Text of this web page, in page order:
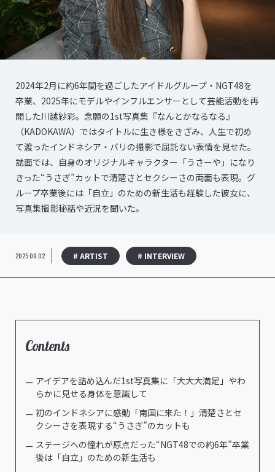
2024年2月に約6年間を過ごしたアイドルグループ・NGT48を
卒業、2025年にモデルやインフルエンサーとして芸能活動を再
開した川越紗彩。念願の1st写真集『なんとかなるなる』
（KADOKAWA）ではタイトルに生き様をきざみ、人生で初め
て渡ったインドネシア・バリの撮影で屈託ない表情を見せた。
誌面では、自身のオリジナルキャラクター「うさーや」になり
きった“うさぎ”カットで清楚さとセクシーさの両面も表現。グ
ループ卒業後には「自立」のための新生活も経験した彼女に、
写真集撮影秘話や近況を聞いた。
2025.09.02 # ARTIST # INTERVIEW
Contents
アイデアを詰め込んだ1st写真集に「大大大満足」やわ
らかに見せる身体を意識して
初のインドネシアに感動「南国に来た！」清楚さとセ
クシーさを表現する“うさぎ”のカットも
ステージへの憧れが原点だった“NGT48での約6年”卒業
後は「自立」のための新生活も